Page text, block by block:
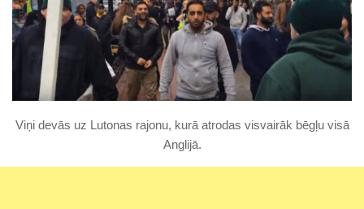
Viņi devās uz Lutonas rajonu, kurā atrodas visvairāk bēgļu visā
Anglijā.